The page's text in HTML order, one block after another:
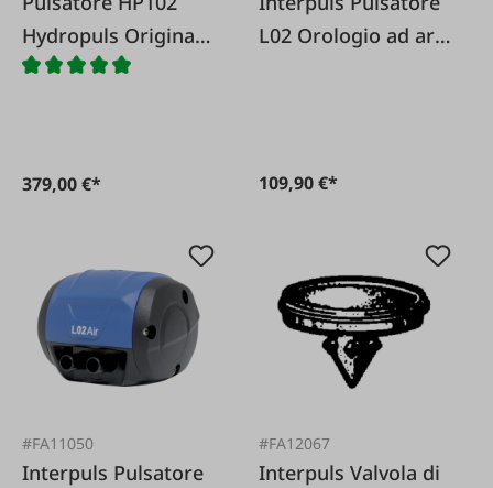
Hydropuls Originale
De Laval
379,00 €*
L02 Orologio ad aria
109,90 €*
#FA11050
Interpuls Pulsatore
#FA12067
Interpuls Valvola di